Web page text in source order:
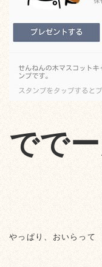
ででー
やっぱり、おいらって